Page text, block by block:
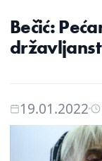
Bečić:
19.01.2022